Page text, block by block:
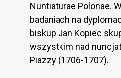
Nuntiaturae Polonae.
badaniach na
biskup Jan Kopiec
wszystkim nad
Piazzy (1706-1707).